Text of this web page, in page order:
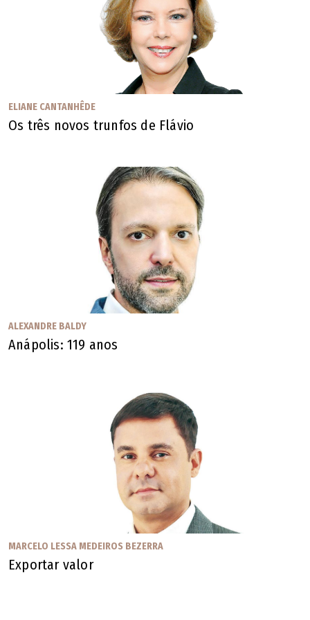
ELIANE CANTANHÊDE
Os três novos trunfos de Flávio
ALEXANDRE BALDY
Anápolis: 119 anos
MARCELO LESSA MEDEIROS BEZERRA
Exportar valor